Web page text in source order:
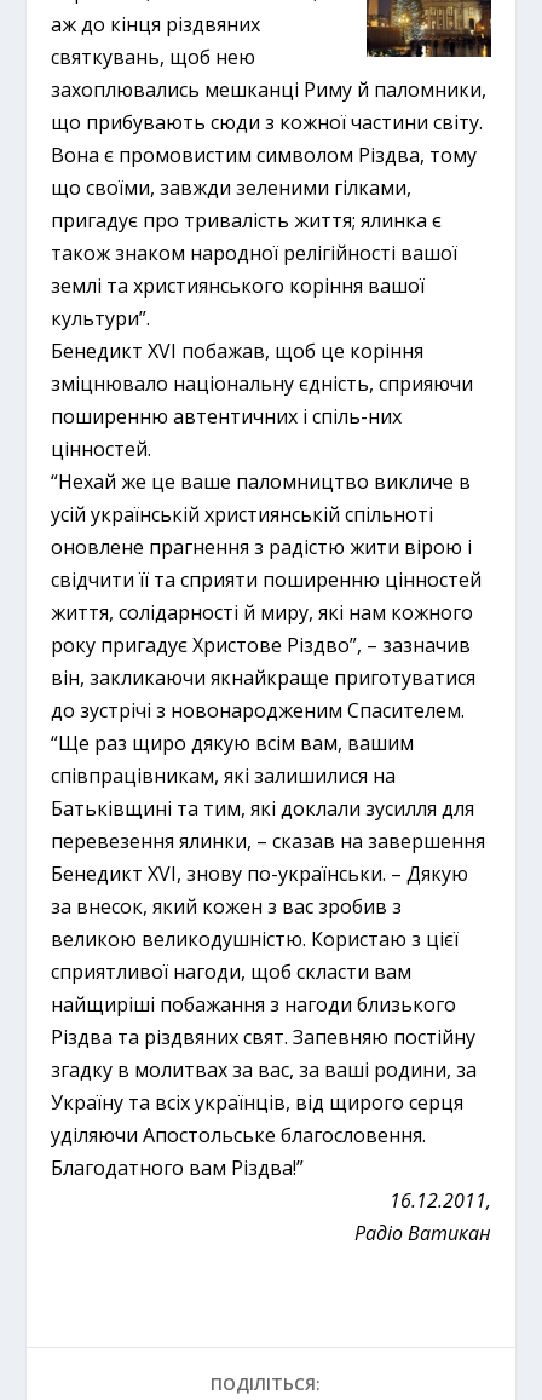
аж до кінця різдвяних
святкувань, щоб нею
захоплювались мешканці Риму й паломники,
що прибувають сюди з кожної частини світу.
Вона є промовистим символом Різдва, тому
що своїми, завжди зеленими гілками,
пригадує про тривалість життя; ялинка є
також знаком народної релігійності вашої
землі та християнського коріння вашої
культури”.
Бенедикт XVI побажав, щоб це коріння
зміцнювало національну єдність, сприяючи
поширенню автентичних і спіль-них
цінностей.
“Нехай же це ваше паломництво викличе в
усій українській християнській спільноті
оновлене прагнення з радістю жити вірою і
свідчити її та сприяти поширенню цінностей
життя, солідарності й миру, які нам кожного
року пригадує Христове Різдво”, – зазначив
він, закликаючи якнайкраще приготуватися
до зустрічі з новонародженим Спасителем.
“Ще раз щиро дякую всім вам, вашим
співпрацівникам, які залишилися на
Батьківщині та тим, які доклали зусилля для
перевезення ялинки, – сказав на завершення
Бенедикт XVI, знову по-українськи. – Дякую
за внесок, який кожен з вас зробив з
великою великодушністю. Користаю з цієї
сприятливої нагоди, щоб скласти вам
найщиріші побажання з нагоди близького
Різдва та різдвяних свят. Запевняю постійну
згадку в молитвах за вас, за ваші родини, за
Україну та всіх українців, від щирого серця
уділяючи Апостольське благословення.
Благодатного вам Різдва!”
16.12.2011,
Радіо Ватикан
ПОДІЛІТЬСЯ: